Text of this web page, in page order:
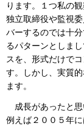
ります。１つ私の
独立取締役や監視
バーするのでは十
るパターンとしま
スを、形式だけで
す。しかし、実質
ます。
成長があったと
例えば２００５年